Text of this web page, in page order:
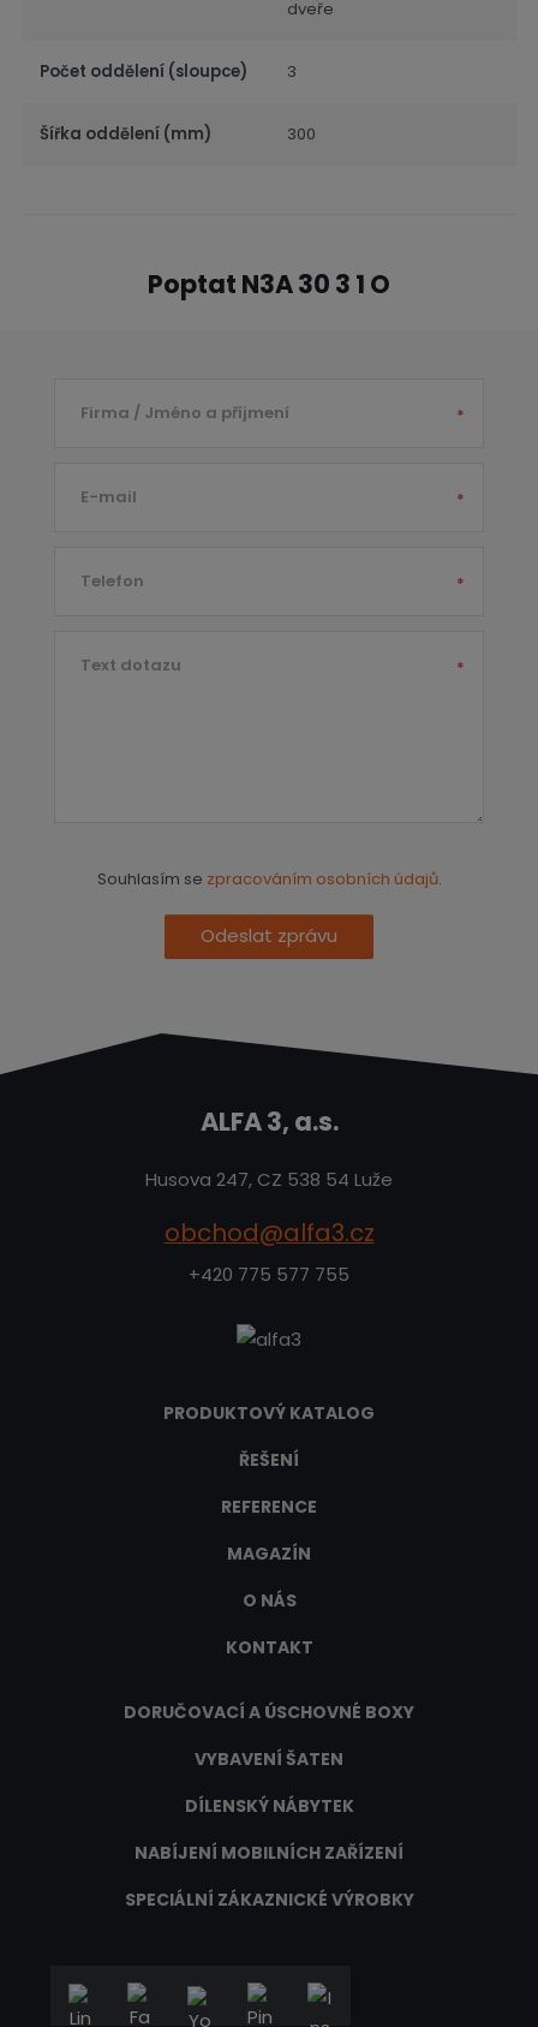
dveře
Počet oddělení (sloupce) 3
Šířka oddělení (mm) 300
Poptat N3A 30 3 1 O
Firma / Jméno a příjmení *
E-mail *
Telefon *
Text dotazu *
Odeslat zprávu
Souhlasím se zpracováním osobních údajů.
ALFA 3, a.s.
Husova 247, CZ 538 54 Luže
obchod@alfa3.cz
+420 775 577 755
PRODUKTOVÝ KATALOG
ŘEŠENÍ
REFERENCE
MAGAZÍN
O NÁS
KONTAKT
DORUČOVACÍ A ÚSCHOVNÉ BOXY
VYBAVENÍ ŠATEN
DÍLENSKÝ NÁBYTEK
NABÍJENÍ MOBILNÍCH ZAŘÍZENÍ
SPECIÁLNÍ ZÁKAZNICKÉ VÝROBKY